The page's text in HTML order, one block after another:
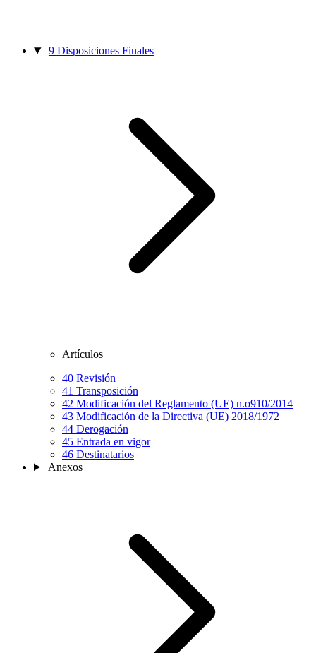
9 Disposiciones Finales
Artículos
40 Revisión
41 Transposición
42 Modificación del Reglamento (UE) n.o910/2014
43 Modificación de la Directiva (UE) 2018/1972
44 Derogación
45 Entrada en vigor
46 Destinatarios
Anexos